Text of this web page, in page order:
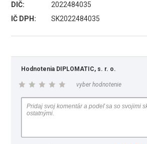
DIČ:
2022484035
IČ DPH:
SK2022484035
Hodnotenia DIPLOMATIC, s. r. o.
vyber hodnotenie